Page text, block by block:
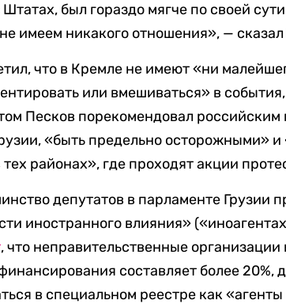
был гораздо мягче по своей
имеем никакого отношения», —
что в Кремле не имеют «ни
или вмешиваться» в
Песков порекомендовал
«быть предельно осторожными» и
районах», где проходят акции
депутатов в парламенте Грузии
иностранного влияния»
, что неправительственные
составляет более 20%,
в специальном реестре как